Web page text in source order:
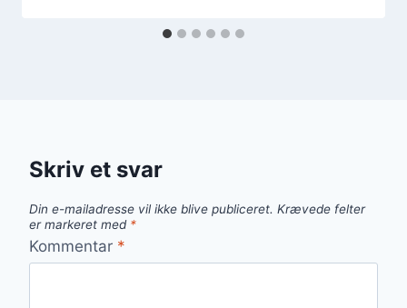
Skriv et svar
Din e-mailadresse vil ikke blive publiceret. Krævede felter
er markeret med *
Kommentar *